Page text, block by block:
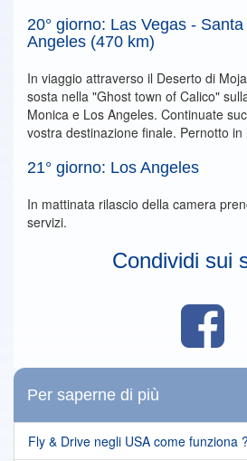
20° giorno: Las Vegas -
Angeles (470 km)
In viaggio attraverso il Deserto di
sosta nella "Ghost town of Calico"
Monica e Los Angeles. Continuate
vostra destinazione finale. Pernotto in
21° giorno: Los Angeles
In mattinata rilascio della camera
servizi.
Condividi sui
Per saperne di più
Fly & Drive negli USA come funziona ?